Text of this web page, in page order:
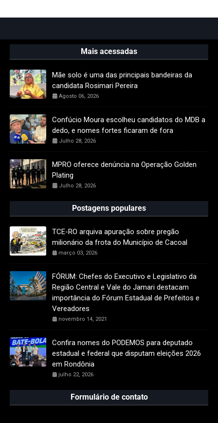
Mais acessadas
Mãe solo é uma das principais bandeiras da
candidata Rosimari Pereira
Agosto 06, 2026
Confúcio Moura escolheu candidatos do MDB a
dedo, e nomes fortes ficaram de fora
Julho 28, 2026
MPRO oferece denúncia na Operação Golden
Plating
Julho 28, 2026
Postagens populares
TCE-RO arquiva apuração sobre pregão
milionário da frota do Município de Cacoal
março 03, 2026
FÓRUM: Chefes do Executivo e Legislativo da
Região Central e Vale do Jamari destacam
importância do Fórum Estadual de Prefeitos e
Vereadores
novembro 14, 2021
Confira nomes do PODEMOS para deputado
estadual e federal que disputam eleições 2026
em Rondônia
julho 22, 2026
Formulário de contato